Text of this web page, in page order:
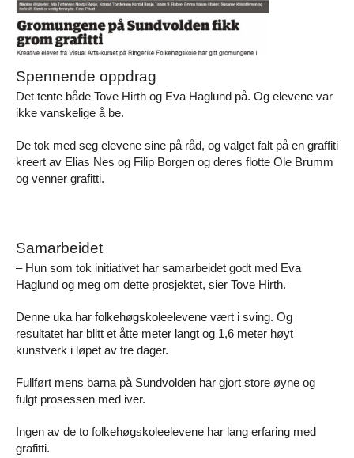
Spennende oppdrag
Det tente både Tove Hirth og Eva Haglund på. Og elevene var
ikke vanskelige å be.
De tok med seg elevene sine på råd, og valget falt på en graffiti
kreert av Elias Nes og Filip Borgen og deres flotte Ole Brumm
og venner grafitti.
Samarbeidet
– Hun som tok initiativet har samarbeidet godt med Eva
Haglund og meg om dette prosjektet, sier Tove Hirth.
Denne uka har folkehøgskoleelevene vært i sving. Og
resultatet har blitt et åtte meter langt og 1,6 meter høyt
kunstverk i løpet av tre dager.
Fullført mens barna på Sundvolden har gjort store øyne og
fulgt prosessen med iver.
Ingen av de to folkehøgskoleelevene har lang erfaring med
grafitti.